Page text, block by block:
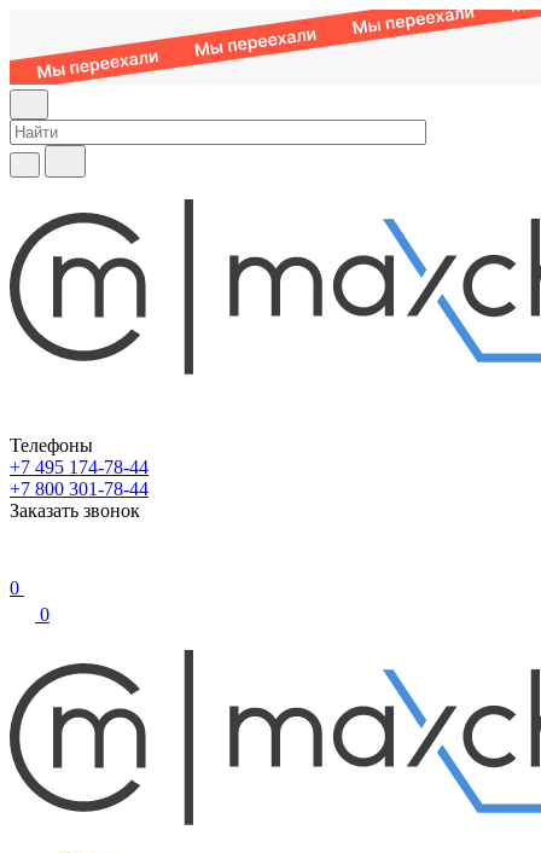
Телефоны
+7 495 174-78-44
+7 800 301-78-44
Заказать звонок
0
0